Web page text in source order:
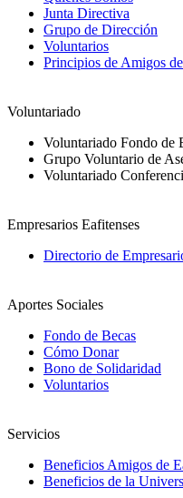
Junta Directiva
Grupo de Dirección
Voluntarios
Principios de Amigos
Voluntariado
Voluntariado Fondo de
Grupo Voluntario de
Voluntariado
Empresarios Eafitenses
Directorio de
Aportes Sociales
Fondo de Becas
Cómo Donar
Bono de Solidaridad
Voluntarios
Servicios
Beneficios Amigos de
Beneficios de la